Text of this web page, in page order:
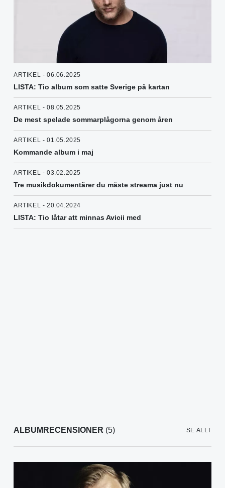
ARTIKEL - 06.06.2025
LISTA: Tio album som satte Sverige på kartan
ARTIKEL - 08.05.2025
De mest spelade sommarplågorna genom åren
ARTIKEL - 01.05.2025
Kommande album i maj
ARTIKEL - 03.02.2025
Tre musikdokumentärer du måste streama just nu
ARTIKEL - 20.04.2024
LISTA: Tio låtar att minnas Avicii med
ALBUMRECENSIONER (5) SE ALLT